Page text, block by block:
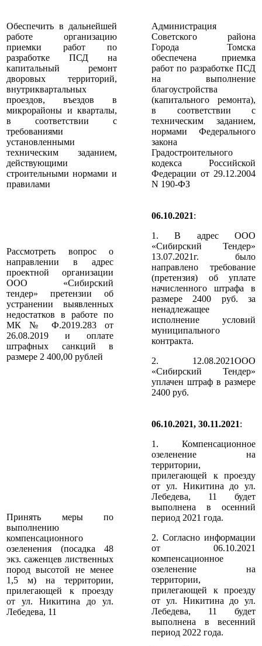
Обеспечить в дальнейшей
работе организацию
приемки работ по
разработке ПСД на
капитальный ремонт
дворовых территорий,
внутриквартальных
проездов, въездов в
микрорайоны и кварталы,
в соответствии с
требованиями
установленными
техническим заданием,
действующими
строительными нормами и
правилами
Администрация
Советского района
Города Томска
обеспечена приемка
работ по разработке ПСД
на выполнение
благоустройства
(капитального ремонта),
в соответствии с
техническим заданием,
нормами Федерального
закона
Градостроительного
кодекса Российской
Федерации от 29.12.2004
N 190-ФЗ
Рассмотреть вопрос о
направлении в адрес
проектной организации
ООО «Сибирский
тендер» претензии об
устранении выявленных
недостатков в работе по
МК № Ф.2019.283 от
26.08.2019 и оплате
штрафных санкций в
размере 2 400,00 рублей
06.10.2021:
1. В адрес ООО
«Сибирский Тендер»
13.07.2021г. было
направлено требование
(претензия) об уплате
начисленного штрафа в
размере 2400 руб. за
ненадлежащее
исполнение условий
муниципального
контракта.
2. 12.08.2021ООО
«Сибирский Тендер»
уплачен штраф в размере
2400 руб.
Принять меры по
выполнению
компенсационного
озеленения (посадка 48
экз. саженцев лиственных
пород высотой не менее
1,5 м) на территории,
прилегающей к проезду
от ул. Никитина до ул.
Лебедева, 11
06.10.2021, 30.11.2021:
1. Компенсационное
озеленение на
территории,
прилегающей к проезду
от ул. Никитина до ул.
Лебедева, 11 будет
выполнена в осенний
период 2021 года.
2. Согласно информации
от 06.10.2021
компенсационное
озеленение на
территории,
прилегающей к проезду
от ул. Никитина до ул.
Лебедева, 11 будет
выполнена в весенний
период 2022 года.